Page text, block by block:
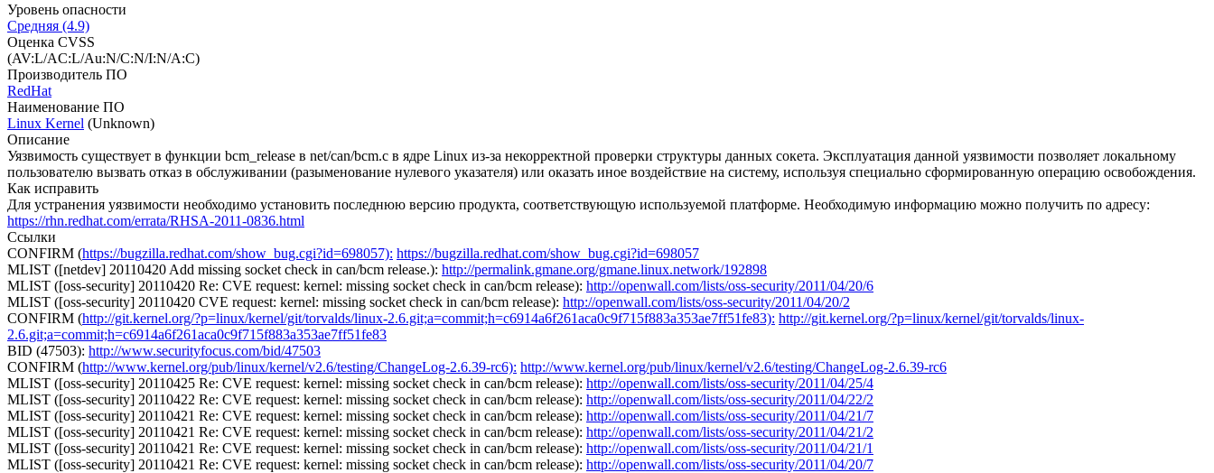
Уровень опасности
Средняя (4.9)
Оценка CVSS
(AV:L/AC:L/Au:N/C:N/I:N/A:C)
Производитель ПО
RedHat
Наименование ПО
Linux Kernel (Unknown)
Описание
Уязвимость существует в функции bcm_release в net/can/bcm.c в ядре Linux из-за некорректной проверки структуры данных сокета. Эксплуатация данной уязвимости позволяет локальному
пользователю вызвать отказ в обслуживании (разыменование нулевого указателя) или оказать иное воздействие на систему, используя специально сформированную операцию освобождения.
Как исправить
Для устранения уязвимости необходимо установить последнюю версию продукта, соответствующую используемой платформе. Необходимую информацию можно получить по адресу:
https://rhn.redhat.com/errata/RHSA-2011-0836.html
Ссылки
CONFIRM (https://bugzilla.redhat.com/show_bug.cgi?id=698057): https://bugzilla.redhat.com/show_bug.cgi?id=698057
MLIST ([netdev] 20110420 Add missing socket check in can/bcm release.): http://permalink.gmane.org/gmane.linux.network/192898
MLIST ([oss-security] 20110420 Re: CVE request: kernel: missing socket check in can/bcm release): http://openwall.com/lists/oss-security/2011/04/20/6
MLIST ([oss-security] 20110420 CVE request: kernel: missing socket check in can/bcm release): http://openwall.com/lists/oss-security/2011/04/20/2
CONFIRM (http://git.kernel.org/?p=linux/kernel/git/torvalds/linux-2.6.git;a=commit;h=c6914a6f261aca0c9f715f883a353ae7ff51fe83): http://git.kernel.org/?p=linux/kernel/git/torvalds/linux-
2.6.git;a=commit;h=c6914a6f261aca0c9f715f883a353ae7ff51fe83
BID (47503): http://www.securityfocus.com/bid/47503
CONFIRM (http://www.kernel.org/pub/linux/kernel/v2.6/testing/ChangeLog-2.6.39-rc6): http://www.kernel.org/pub/linux/kernel/v2.6/testing/ChangeLog-2.6.39-rc6
MLIST ([oss-security] 20110425 Re: CVE request: kernel: missing socket check in can/bcm release): http://openwall.com/lists/oss-security/2011/04/25/4
MLIST ([oss-security] 20110422 Re: CVE request: kernel: missing socket check in can/bcm release): http://openwall.com/lists/oss-security/2011/04/22/2
MLIST ([oss-security] 20110421 Re: CVE request: kernel: missing socket check in can/bcm release): http://openwall.com/lists/oss-security/2011/04/21/7
MLIST ([oss-security] 20110421 Re: CVE request: kernel: missing socket check in can/bcm release): http://openwall.com/lists/oss-security/2011/04/21/2
MLIST ([oss-security] 20110421 Re: CVE request: kernel: missing socket check in can/bcm release): http://openwall.com/lists/oss-security/2011/04/21/1
MLIST ([oss-security] 20110421 Re: CVE request: kernel: missing socket check in can/bcm release): http://openwall.com/lists/oss-security/2011/04/20/7